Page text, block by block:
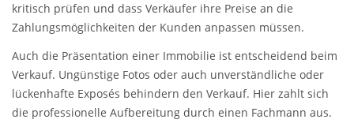
kritisch prüfen und dass Verkäufer ihre Preise an die
Zahlungsmöglichkeiten der Kunden anpassen müssen.
Auch die Präsentation einer Immobilie ist entscheidend beim
Verkauf. Ungünstige Fotos oder auch unverständliche oder
lückenhafte Exposés behindern den Verkauf. Hier zahlt sich
die professionelle Aufbereitung durch einen Fachmann aus.